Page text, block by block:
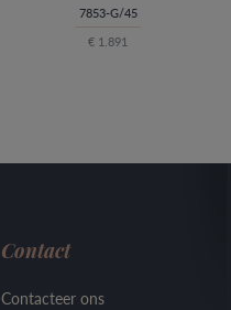
7853-G/45
€ 1.891
Contact
Contacteer ons